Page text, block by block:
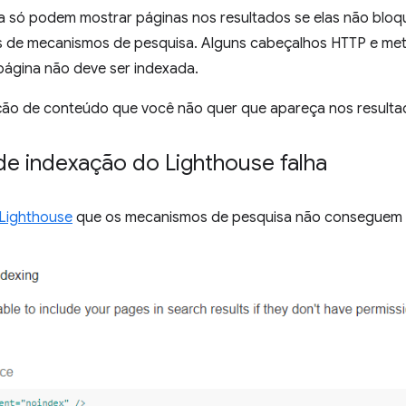
só podem mostrar páginas nos resultados se elas não
mecanismos de pesquisa. Alguns cabeçalhos HTTP e
não deve ser indexada.
de conteúdo que você não quer que apareça nos
indexação do Lighthouse falha
que os mecanismos de pesquisa não conseguem